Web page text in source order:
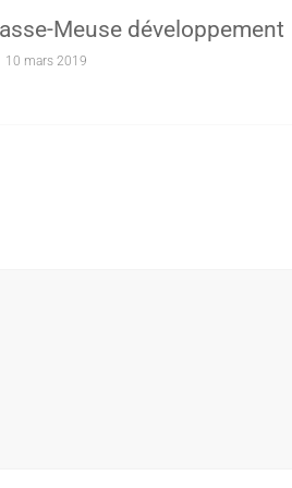
Meuse développement
10 mars 2019